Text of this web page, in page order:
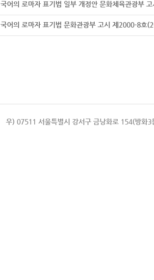
국어의 로마자 표기법 일부 개정안 문화체육관광부
국어의 로마자 표기법 문화관광부 고시 제2000-8호
우) 07511 서울특별시 강서구 금낭화로 154(방화3